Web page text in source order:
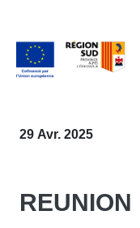
29 Avr. 2025